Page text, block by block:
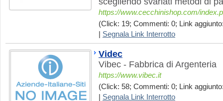
https://www.cecchinishop.com/
(Click: 19; Commenti: 0; Link
Segnala Link Interrotto
Videc
Vibec - Fabbrica di Argenteria
https://www.vibec.it
(Click: 58; Commenti: 0; Link
Segnala Link Interrotto